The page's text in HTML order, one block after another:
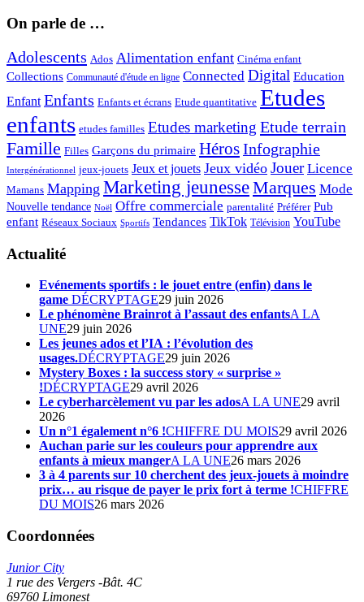
On parle de …
Adolescents Ados Alimentation enfant Cinéma enfant
Collections Communauté d'étude en ligne Connected Digital Education
Enfant Enfants Enfants et écrans Etude quantitative Etudes
enfants etudes familles Etudes marketing Etude terrain
Famille Filles Garçons du primaire HérosInfographie
Intergénérationnel jeux-jouets Jeux et jouets Jeux vidéo Jouer Licence
Mamans Mapping Marketing jeunesseMarques Mode
Nouvelle tendance Noël Offre commerciale parentalité Préférer Pub
enfant Réseaux Sociaux Sportifs Tendances TikTok Télévision YouTube
Actualité
Evénements sportifs : le jouet entre (enfin) dans le
game DÉCRYPTAGE29 juin 2026
Le phénomène Brainrot à l’assaut des enfantsA LA
UNE29 juin 2026
Les jeunes ados et l’IA : l’évolution des
usages.DÉCRYPTAGE29 juin 2026
Mystery Boxes : la success story « surprise »
!DÉCRYPTAGE29 avril 2026
Le cyberharcèlement vu par les adosA LA UNE29 avril
2026
Un n°1 également n°6 !CHIFFRE DU MOIS29 avril 2026
Auchan parie sur les couleurs pour apprendre aux
enfants à mieux mangerA LA UNE26 mars 2026
3 à 4 parents sur 10 cherchent des jeux-jouets à moindre
prix… au risque de payer le prix fort à terme !CHIFFRE
DU MOIS26 mars 2026
Coordonnées
Junior City
1 rue des Vergers -Bât. 4C
69760 Limonest